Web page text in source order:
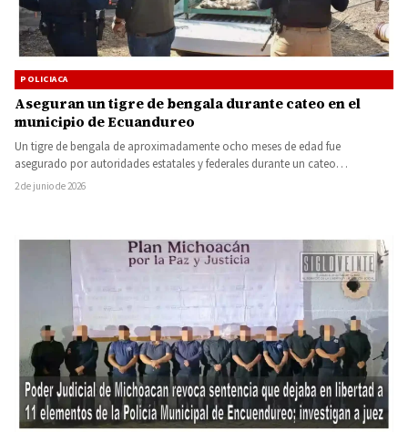
POLICIACA
Aseguran un tigre de bengala durante cateo en el
municipio de Ecuandureo
Un tigre de bengala de aproximadamente ocho meses de edad fue
asegurado por autoridades estatales y federales durante un cateo…
2 de junio de 2026